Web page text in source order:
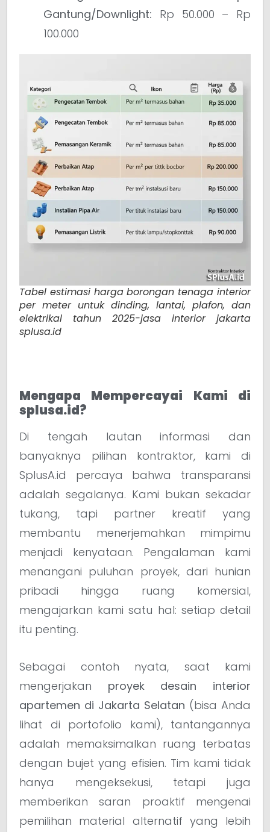
Gantung/Downlight: Rp 50.000 – Rp
100.000
Tabel estimasi harga borongan tenaga interior
per meter untuk dinding, lantai, plafon, dan
elektrikal tahun 2025-jasa interior jakarta
splusa.id
Mengapa Mempercayai Kami di
splusa.id?
Di tengah lautan informasi dan
banyaknya pilihan kontraktor, kami di
SplusA.id percaya bahwa transparansi
adalah segalanya. Kami bukan sekadar
tukang, tapi partner kreatif yang
membantu menerjemahkan mimpimu
menjadi kenyataan. Pengalaman kami
menangani puluhan proyek, dari hunian
pribadi hingga ruang komersial,
mengajarkan kami satu hal: setiap detail
itu penting.
Sebagai contoh nyata, saat kami
mengerjakan proyek desain interior
apartemen di Jakarta Selatan (bisa Anda
lihat di portofolio kami), tantangannya
adalah memaksimalkan ruang terbatas
dengan bujet yang efisien. Tim kami tidak
hanya mengeksekusi, tetapi juga
memberikan saran proaktif mengenai
pemilihan material alternatif yang lebih